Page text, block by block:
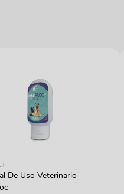
De Uso Veterinario